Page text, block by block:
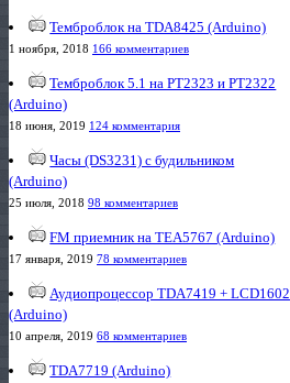
Темброблок на TDA8425 (Arduino)
1 ноября, 2018 166 комментариев
Темброблок 5.1 на PT2323 и PT2322
(Arduino)
18 июня, 2019 124 комментария
Часы (DS3231) с будильником
(Arduino)
25 июля, 2018 98 комментариев
FM приемник на TEA5767 (Arduino)
17 января, 2019 78 комментариев
Аудиопроцессор TDA7419 + LCD1602
(Arduino)
10 апреля, 2019 68 комментариев
TDA7719 (Arduino)